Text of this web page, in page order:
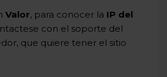
Valor, para conocer la IP del
con el soporte del
que quiere tener el sitio